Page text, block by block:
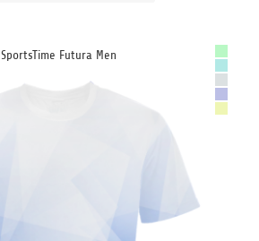
SportsTime Futura Men